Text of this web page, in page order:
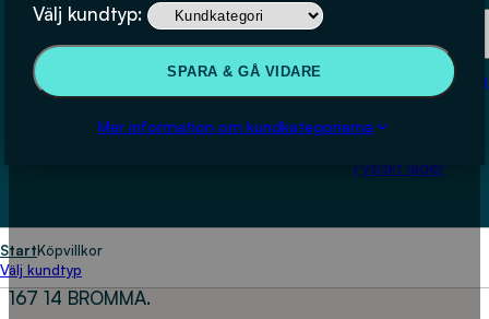
Välj kundtyp:
SPARA & GÅ VIDARE
Mer information om kundkategorierna
Beställning och kontakt
Om
Köpvillkor
Fysiskt lager
StartKöpvillkor
Välj kundtyp
Svenskt Vattens köpvillkor
Dessa villkor (”Köpvillkor”) gäller för köp på
https://vattenbokhandeln.svensktvatten.sesom ägs
och drivs av Svenskt Vatten AB,
Organisationsnummer: 556473-5248, Box 14057,
167 14 BROMMA.